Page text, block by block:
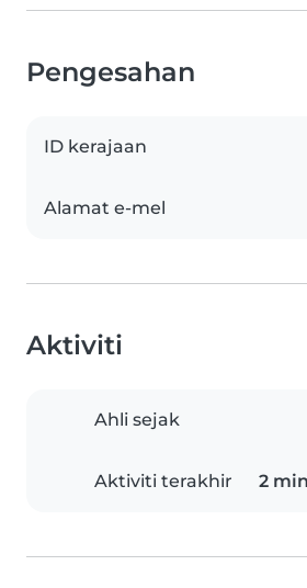
Pengesahan
ID kerajaan
Alamat e-mel
Aktiviti
Ahli sejak
Aktiviti terakhir 2